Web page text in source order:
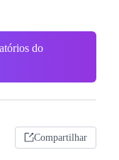
do
Compartilhar